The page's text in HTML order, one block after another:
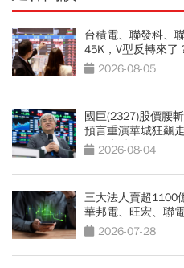
台積電、聯發科、
45K，V型反轉來了
2026-08-05
國巨(2327)股價腰
預言重演華城狂飆
亞科也點名
2026-08-04
三大法人賣超1100
華邦電、旺宏、聯
坑」買點
2026-07-28